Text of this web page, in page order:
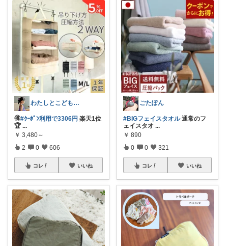
わたしとこどもの好きメモ 🧺
🉐#ｸｰﾎﾟﾝ利用で3306円 楽天1位
🏆 ...
￥ 3,480～
2 0 606
コレ いいね
ごたぽん
#BIGフェイスタオル通常のフ
ェイスタオ ...
￥ 890
0 0 321
コレ いいね